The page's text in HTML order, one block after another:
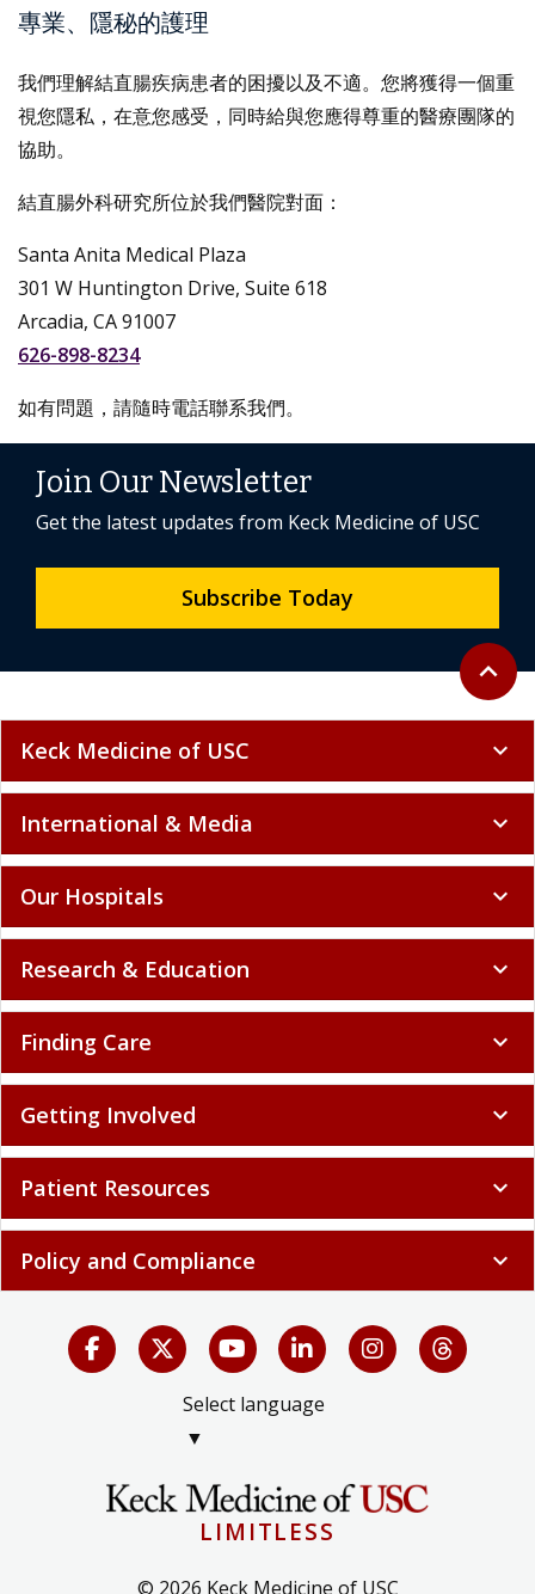
專業、隱秘的護理
我們理解結直腸疾病患者的困擾以及不適。您將獲得一個重
視您隱私，在意您感受，同時給與您應得尊重的醫療團隊的
協助。
結直腸外科研究所位於我們醫院對面：
Santa Anita Medical Plaza
301 W Huntington Drive, Suite 618
Arcadia, CA 91007
626-898-8234
如有問題，請隨時電話聯系我們。
Back to
expand_less
Join Our Newsletter
Get the latest updates from Keck Medicine of USC
Subscribe Today
Keck Medicine of USC expand_more
International & Media expand_more
Our Hospitals expand_more
Research & Education expand_more
Finding Care expand_more
Getting Involved expand_more
Patient Resources expand_more
Policy and Compliance expand_more
Select language
▼
LIMITLESS
© 2026 Keck Medicine of USC